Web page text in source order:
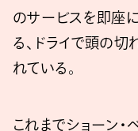
のサービスを即座
る、ドライで頭の切
れている。
これまでショーン・